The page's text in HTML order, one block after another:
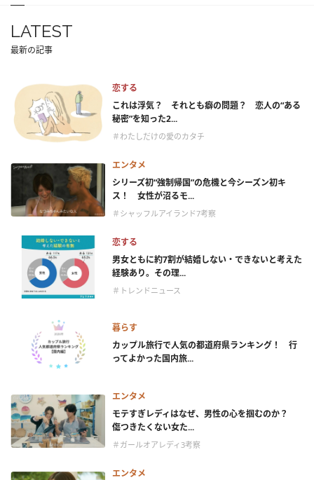
LATEST
最新の記事
恋する
これは浮気？ それとも癖の問題？ 恋人の“ある
秘密”を知った2...
＃わたしだけの愛のカタチ
エンタメ
シリーズ初“強制帰国”の危機と今シーズン初キ
ス！ 女性が沼るモ...
＃シャッフルアイランド7考察
恋する
男女ともに約7割が結婚しない・できないと考えた
経験あり。その理...
＃トレンドニュース
暮らす
カップル旅行で人気の都道府県ランキング！ 行
ってよかった国内旅...
エンタメ
モテすぎレディはなぜ、男性の心を掴むのか？
傷つきたくない女た...
＃ガールオアレディ3考察
エンタメ